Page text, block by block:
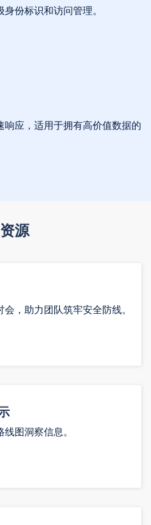
份标识和访问管理。
应，适用于拥有高价值数据的
资源
，助力团队筑牢安全防线。
图洞察信息。